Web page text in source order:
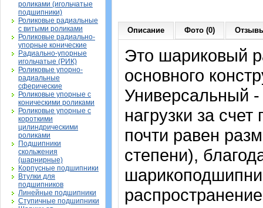
роликами (игольчатые
подшипники)
Роликовые радиальные
с витыми роликами
Роликовые радиально-
упорные конические
Радиально-упорные
игольчатые (РИК)
Роликовые упорно-
радиальные
сферические
Роликовые упорные с
коническими роликами
Роликовые упорные с
короткими
цилиндрическими
роликами
Подшипники
скольжения
(шарнирные)
Корпусные подшипники
Втулки для
подшипников
Линейные подшипники
Ступичные подшипники
Описание Фото (0)
Это шариковый
основного
Универсальный
нагрузки за
почти равен
степени),